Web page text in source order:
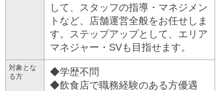
して、スタッフの指導・マネジメン
トなど、店舗運営全般をお任せしま
す。ステップアップとして、エリア
マネジャー・SVも目指せます。
対象とな
る方
◆学歴不問
◆飲食店で職務経験のある方優遇